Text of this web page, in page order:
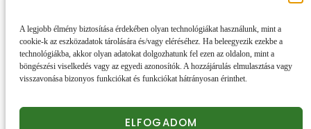
A legjobb élmény biztosítása érdekében olyan technológiákat használunk, mint a
cookie-k az eszközadatok tárolására és/vagy eléréséhez. Ha beleegyezik ezekbe a
technológiákba, akkor olyan adatokat dolgozhatunk fel ezen az oldalon, mint a
böngészési viselkedés vagy az egyedi azonosítók. A hozzájárulás elmulasztása vagy
visszavonása bizonyos funkciókat és funkciókat hátrányosan érinthet.
ELFOGADOM